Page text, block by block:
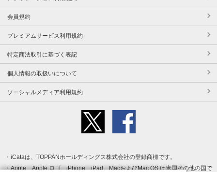
会員規約
プレミアムサービス利用規約
特定商法取引に基づく表記
個人情報の取扱いについて
ソーシャルメディア利用規約
iCataは、TOPPANホールディングス株式会社の登録商標です。
Apple、Apple ロゴ、iPhone、iPad、MacおよびMac OS は米国その他の国で